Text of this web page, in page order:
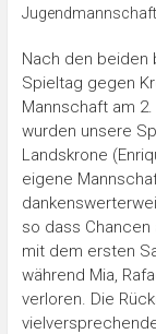
Nach den beiden
Spieltag gegen
Mannschaft am
wurden unsere
Landskrone
eigene
so dass
mit dem ersten
während Mia,
verloren. Die